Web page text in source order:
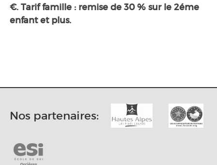
€. Tarif famille : remise de 30 % sur le 2éme
enfant et plus.
Nos partenaires: